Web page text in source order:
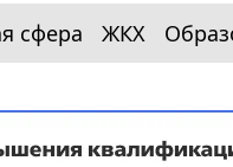
сфера ЖКХ